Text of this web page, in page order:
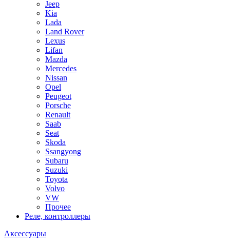
Jeep
Kia
Lada
Land Rover
Lexus
Lifan
Mazda
Mercedes
Nissan
Opel
Peugeot
Porsche
Renault
Saab
Seat
Skoda
Ssangyong
Subaru
Suzuki
Toyota
Volvo
VW
Прочее
Реле, контроллеры
Аксессуары